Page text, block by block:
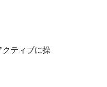
クティブに操